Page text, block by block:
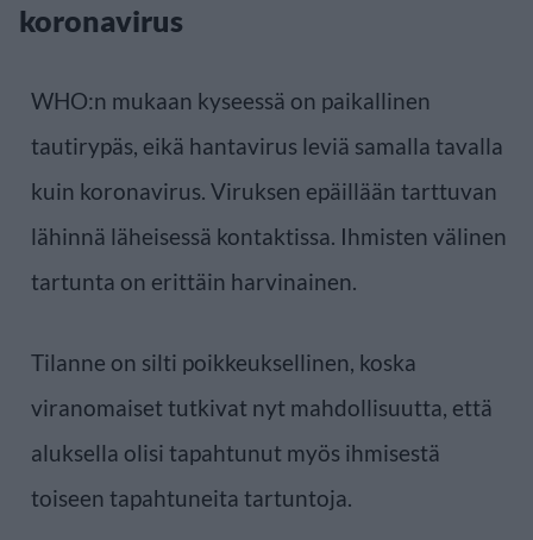
koronavirus
WHO:n mukaan kyseessä on paikallinen
tautirypäs, eikä hantavirus leviä samalla tavalla
kuin koronavirus. Viruksen epäillään tarttuvan
lähinnä läheisessä kontaktissa. Ihmisten välinen
tartunta on erittäin harvinainen.
Tilanne on silti poikkeuksellinen, koska
viranomaiset tutkivat nyt mahdollisuutta, että
aluksella olisi tapahtunut myös ihmisestä
toiseen tapahtuneita tartuntoja.